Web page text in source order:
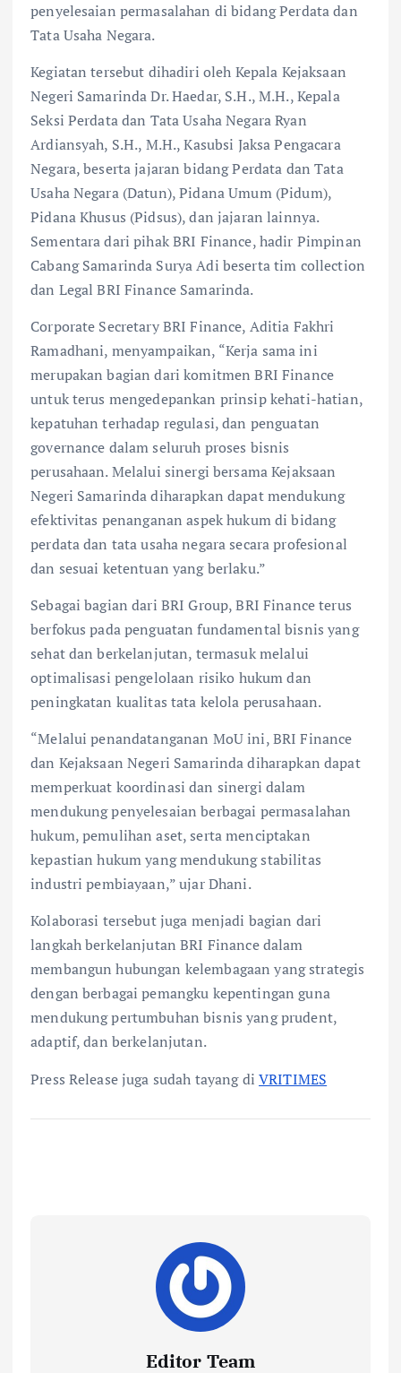
penyelesaian permasalahan di bidang Perdata dan
Tata Usaha Negara.
Kegiatan tersebut dihadiri oleh Kepala Kejaksaan
Negeri Samarinda Dr. Haedar, S.H., M.H., Kepala
Seksi Perdata dan Tata Usaha Negara Ryan
Ardiansyah, S.H., M.H., Kasubsi Jaksa Pengacara
Negara, beserta jajaran bidang Perdata dan Tata
Usaha Negara (Datun), Pidana Umum (Pidum),
Pidana Khusus (Pidsus), dan jajaran lainnya.
Sementara dari pihak BRI Finance, hadir Pimpinan
Cabang Samarinda Surya Adi beserta tim collection
dan Legal BRI Finance Samarinda.
Corporate Secretary BRI Finance, Aditia Fakhri
Ramadhani, menyampaikan, “Kerja sama ini
merupakan bagian dari komitmen BRI Finance
untuk terus mengedepankan prinsip kehati-hatian,
kepatuhan terhadap regulasi, dan penguatan
governance dalam seluruh proses bisnis
perusahaan. Melalui sinergi bersama Kejaksaan
Negeri Samarinda diharapkan dapat mendukung
efektivitas penanganan aspek hukum di bidang
perdata dan tata usaha negara secara profesional
dan sesuai ketentuan yang berlaku.”
Sebagai bagian dari BRI Group, BRI Finance terus
berfokus pada penguatan fundamental bisnis yang
sehat dan berkelanjutan, termasuk melalui
optimalisasi pengelolaan risiko hukum dan
peningkatan kualitas tata kelola perusahaan.
“Melalui penandatanganan MoU ini, BRI Finance
dan Kejaksaan Negeri Samarinda diharapkan dapat
memperkuat koordinasi dan sinergi dalam
mendukung penyelesaian berbagai permasalahan
hukum, pemulihan aset, serta menciptakan
kepastian hukum yang mendukung stabilitas
industri pembiayaan,” ujar Dhani.
Kolaborasi tersebut juga menjadi bagian dari
langkah berkelanjutan BRI Finance dalam
membangun hubungan kelembagaan yang strategis
dengan berbagai pemangku kepentingan guna
mendukung pertumbuhan bisnis yang prudent,
adaptif, dan berkelanjutan.
Press Release juga sudah tayang diVRITIMES
Editor Team